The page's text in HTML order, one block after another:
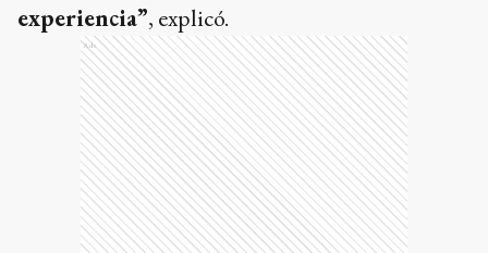
experiencia”, explicó.
Ads